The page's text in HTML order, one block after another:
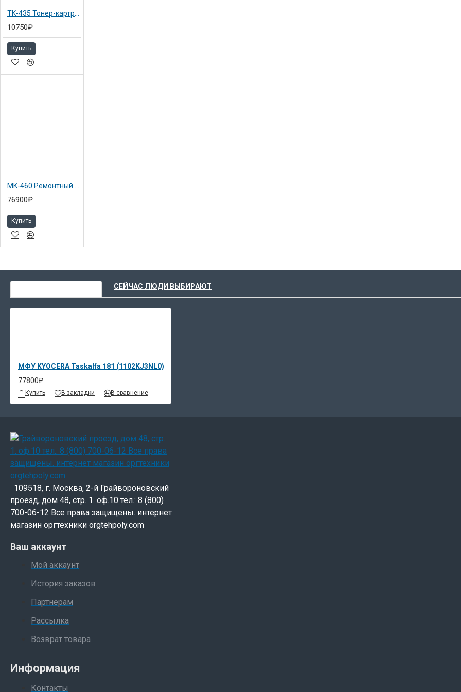
TK-435 Тонер-картридж для TASKalfa 180 (1T02KH0NL0)
10750₽
Купить
76900₽
Купить
СЕЙЧАС ЛЮДИ ВЫБИРАЮТ
МФУ KYOCERA Taskalfa 181 (1102KJ3NL0)
77800₽
Купить В закладки В сравнение
109518, г. Москва, 2-й Грайвороновский
проезд, дом 48, стр. 1. оф.10 тел.: 8 (800)
700-06-12 Все права защищены. интернет
магазин оргтехники orgtehpoly.com
Ваш аккаунт
Мой аккаунт
История заказов
Партнерам
Рассылка
Возврат товара
Информация
Контакты